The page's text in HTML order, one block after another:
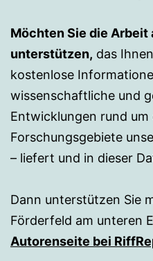
Möchten Sie die Arbeit
unterstützen, das
kostenlose
wissenschaftliche und
Entwicklungen rund
Forschungsgebiete
– liefert und in dieser
Dann unterstützen Sie
Förderfeld am unteren
Autorenseite bei